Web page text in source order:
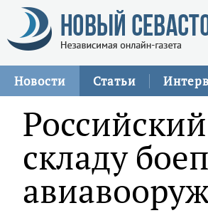
Новости Статьи
складу